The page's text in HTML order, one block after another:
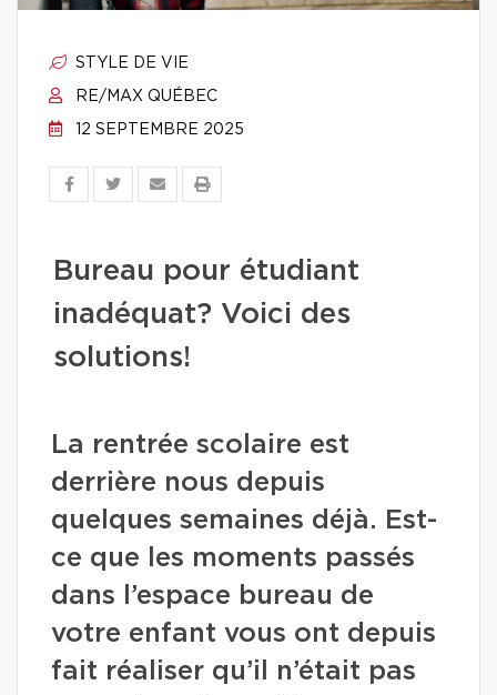
STYLE DE VIE
RE/MAX QUÉBEC
12 SEPTEMBRE 2025
Bureau pour étudiant
inadéquat? Voici des
solutions!
La rentrée scolaire est
derrière nous depuis
quelques semaines déjà. Est-
ce que les moments passés
dans l’espace bureau de
votre enfant vous ont depuis
fait réaliser qu’il n’était pas